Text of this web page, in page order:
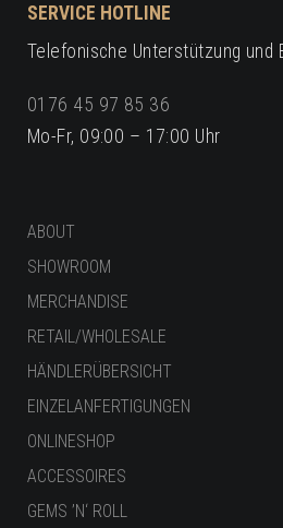
SERVICE HOTLINE
Telefonische Unterstützung und
0176 45 97 85 36
Mo-Fr, 09:00 – 17:00 Uhr
ABOUT
SHOWROOM
MERCHANDISE
RETAIL/WHOLESALE
HÄNDLERÜBERSICHT
EINZELANFERTIGUNGEN
ONLINESHOP
ACCESSOIRES
GEMS ’N‘ ROLL